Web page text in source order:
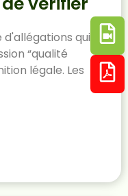
qui ne
“qualité
légale. Les